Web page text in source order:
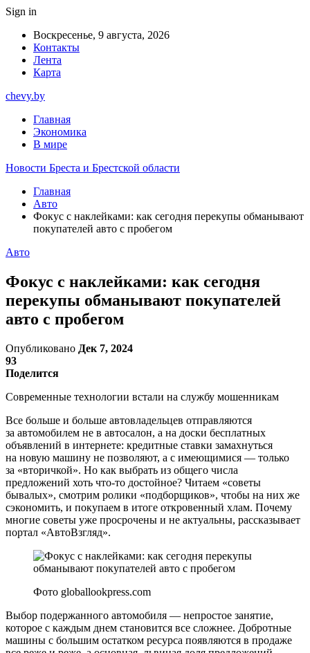
Sign in
Воскресенье, 9 августа, 2026
Контакты
Лента
Карта
chevy.by
Главная
Экономика
В мире
Новости Бреста и Брестской области
Главная
Авто
Фокус с наклейками: как сегодня перекупы обманывают
покупателей авто с пробегом
Авто
Фокус с наклейками: как сегодня
перекупы обманывают покупателей
авто с пробегом
Опубликовано Дек 7, 2024
93
Поделится
Современные технологии встали на службу мошенникам
Все больше и больше автовладельцев отправляются
за автомобилем не в автосалон, а на доски бесплатных
объявлений в интернете: кредитные ставки замахнуться
на новую машину не позволяют, а с имеющимися — только
за «вторичкой». Но как выбрать из общего числа
предложений хоть что-то достойное? Читаем «советы
бывалых», смотрим ролики «подборщиков», чтобы на них же
сэкономить, и покупаем в итоге откровенный хлам. Почему
многие советы уже просрочены и не актуальны, рассказывает
портал «АвтоВзгляд».
Фото globallookpress.com
Выбор подержанного автомобиля — непростое занятие,
которое с каждым днем становится все сложнее. Добротные
машины с большим остатком ресурса появляются в продаже